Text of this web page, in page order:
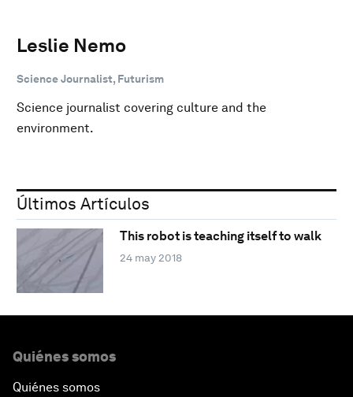
Leslie Nemo
Science Journalist, Futurism
Science journalist covering culture and the
environment.
Últimos Artículos
This robot is teaching itself to walk
24 may 2018
Quiénes somos
Quiénes somos